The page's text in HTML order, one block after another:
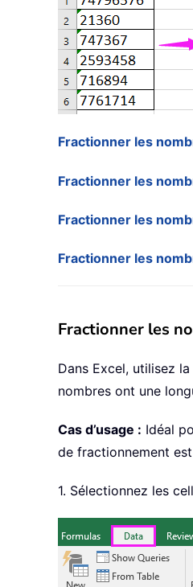
Fractionner les
Fractionner les
Fractionner les
Fractionner les
Fractionner les
Dans Excel, utilisez
nombres ont une
Cas d’usage : Idéal
de fractionnement
1. Sélectionnez les